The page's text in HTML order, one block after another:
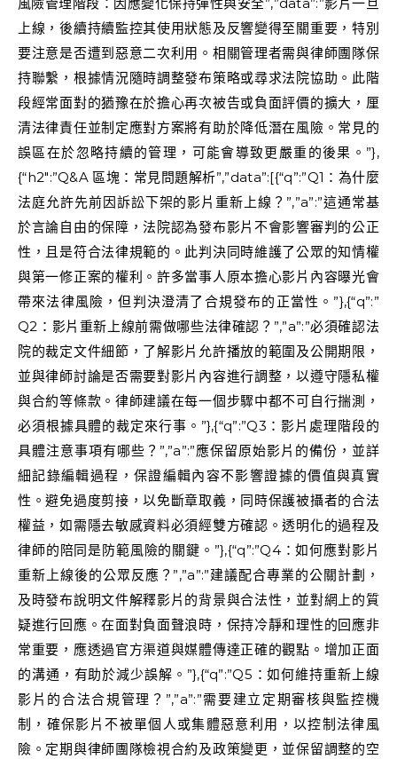
上線，後續持續監控其使用狀態及反響變得至關重要，特別
要注意是否遭到惡意二次利用。相關管理者需與律師團隊保
持聯繫，根據情況隨時調整發布策略或尋求法院協助。此階
段經常面對的猶豫在於擔心再次被告或負面評價的擴大，厘
清法律責任並制定應對方案將有助於降低潛在風險。常見的
誤區在於忽略持續的管理，可能會導致更嚴重的後果。”},
{“h2″:”Q&A 區塊：常見問題解析”,”data”:[{“q”:”Q1：為什麼
法庭允許先前因訴訟下架的影片重新上線？”,”a”:”這通常基
於言論自由的保障，法院認為發布影片不會影響審判的公正
性，且是符合法律規範的。此判決同時維護了公眾的知情權
與第一修正案的權利。許多當事人原本擔心影片內容曝光會
帶來法律風險，但判決澄清了合規發布的正當性。”},{“q”:”
Q2：影片重新上線前需做哪些法律確認？”,”a”:”必須確認法
院的裁定文件細節，了解影片允許播放的範圍及公開期限，
並與律師討論是否需要對影片內容進行調整，以遵守隱私權
與合約等條款。律師建議在每一個步驟中都不可自行揣測，
必須根據具體的裁定來行事。”},{“q”:”Q3：影片處理階段的
具體注意事項有哪些？”,”a”:”應保留原始影片的備份，並詳
細記錄編輯過程，保證編輯內容不影響證據的價值與真實
性。避免過度剪接，以免斷章取義，同時保護被攝者的合法
權益，如需隱去敏感資料必須經雙方確認。透明化的過程及
律師的陪同是防範風險的關鍵。”},{“q”:”Q4：如何應對影片
重新上線後的公眾反應？”,”a”:”建議配合專業的公關計劃，
及時發布說明文件解釋影片的背景與合法性，並對網上的質
疑進行回應。在面對負面聲浪時，保持冷靜和理性的回應非
常重要，應透過官方渠道與媒體傳達正確的觀點。增加正面
的溝通，有助於減少誤解。”},{“q”:”Q5：如何維持重新上線
影片的合法合規管理？”,”a”:”需要建立定期審核與監控機
制，確保影片不被單個人或集體惡意利用，以控制法律風
險。定期與律師團隊檢視合約及政策變更，並保留調整的空